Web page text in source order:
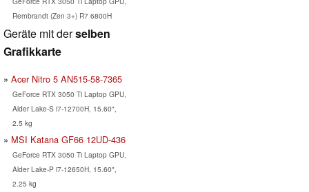
Rembrandt (Zen 3+) R7 6800H
Geräte mit derselben
Grafikkarte
Acer Nitro 5 AN515-58-7365
GeForce RTX 3050 Ti Laptop GPU,
Alder Lake-S i7-12700H, 15.60",
2.5 kg
MSI Katana GF66 12UD-436
GeForce RTX 3050 Ti Laptop GPU,
Alder Lake-P i7-12650H, 15.60",
2.25 kg